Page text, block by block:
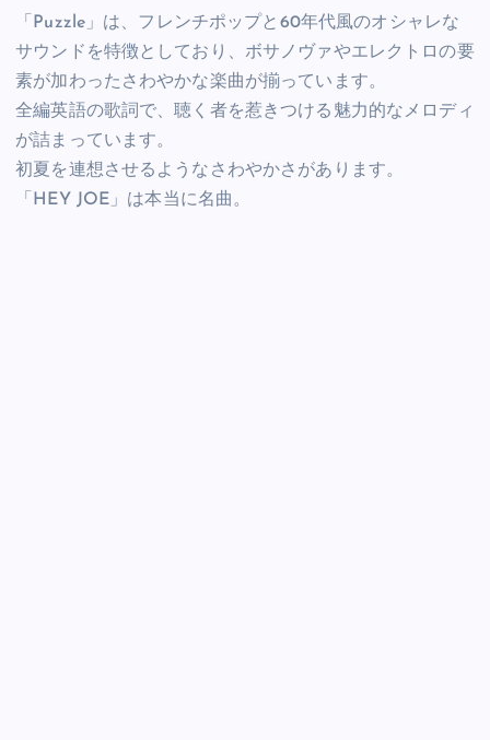
「Puzzle」は、フレンチポップと60年代風のオシャレな
サウンドを特徴としており、ボサノヴァやエレクトロの要
素が加わったさわやかな楽曲が揃っています。
全編英語の歌詞で、聴く者を惹きつける魅力的なメロディ
が詰まっています。
初夏を連想させるようなさわやかさがあります。
「HEY JOE」は本当に名曲。